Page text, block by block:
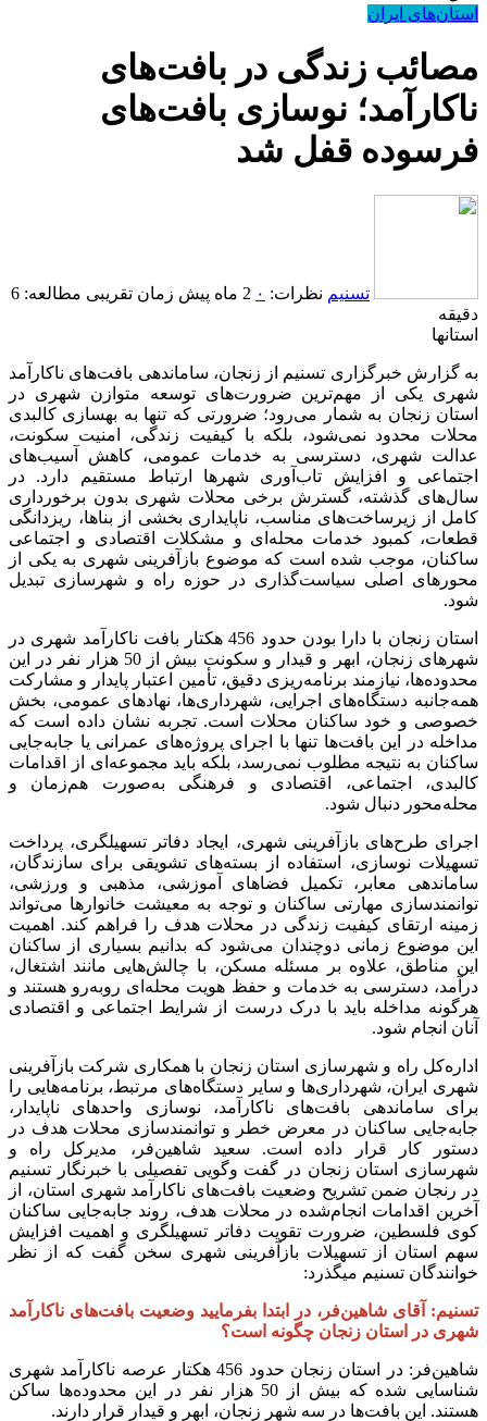
استان‌های ایران
مصائب زندگی در بافت‌های
ناکارآمد؛ نوسازی بافت‌های
فرسوده قفل شد
تسنیم نظرات: ۰ 2 ماه پیش
زمان تقریبی مطالعه: 6
دقیقه
استانها
به گزارش خبرگزاری تسنیم از زنجان، ساماندهی بافت‌های ناکارآمد
شهری یکی از مهم‌ترین ضرورت‌های توسعه متوازن شهری در
استان زنجان به شمار می‌رود؛ ضرورتی که تنها به بهسازی کالبدی
محلات محدود نمی‌شود، بلکه با کیفیت زندگی، امنیت سکونت،
عدالت شهری، دسترسی به خدمات عمومی، کاهش آسیب‌های
اجتماعی و افزایش تاب‌آوری شهرها ارتباط مستقیم دارد. در
سال‌های گذشته، گسترش برخی محلات شهری بدون برخورداری
کامل از زیرساخت‌های مناسب، ناپایداری بخشی از بناها، ریزدانگی
قطعات، کمبود خدمات محله‌ای و مشکلات اقتصادی و اجتماعی
ساکنان، موجب شده است که موضوع بازآفرینی شهری به یکی از
محورهای اصلی سیاست‌گذاری در حوزه راه و شهرسازی تبدیل
شود.
استان زنجان با دارا بودن حدود 456 هکتار بافت ناکارآمد شهری در
شهرهای زنجان، ابهر و قیدار و سکونت بیش از 50 هزار نفر در این
محدوده‌ها، نیازمند برنامه‌ریزی دقیق، تأمین اعتبار پایدار و مشارکت
همه‌جانبه دستگاه‌های اجرایی، شهرداری‌ها، نهادهای عمومی، بخش
خصوصی و خود ساکنان محلات است. تجربه نشان داده است که
مداخله در این بافت‌ها تنها با اجرای پروژه‌های عمرانی یا جابه‌جایی
ساکنان به نتیجه مطلوب نمی‌رسد، بلکه باید مجموعه‌ای از اقدامات
کالبدی، اجتماعی، اقتصادی و فرهنگی به‌صورت هم‌زمان و
محله‌محور دنبال شود.
‌اجرای طرح‌های بازآفرینی شهری، ایجاد دفاتر تسهیلگری، پرداخت
تسهیلات نوسازی، استفاده از بسته‌های تشویقی برای سازندگان،
ساماندهی معابر، تکمیل فضاهای آموزشی، مذهبی و ورزشی،
توانمندسازی مهارتی ساکنان و توجه به معیشت خانوارها می‌تواند
زمینه ارتقای کیفیت زندگی در محلات هدف را فراهم کند. اهمیت
این موضوع زمانی دوچندان می‌شود که بدانیم بسیاری از ساکنان
این مناطق، علاوه بر مسئله مسکن، با چالش‌هایی مانند اشتغال،
درآمد، دسترسی به خدمات و حفظ هویت محله‌ای روبه‌رو هستند و
هرگونه مداخله باید با درک درست از شرایط اجتماعی و اقتصادی
آنان انجام شود.
‌اداره‌کل راه و شهرسازی استان زنجان با همکاری شرکت بازآفرینی
شهری ایران، شهرداری‌ها و سایر دستگاه‌های مرتبط، برنامه‌هایی را
برای ساماندهی بافت‌های ناکارآمد، نوسازی واحدهای ناپایدار،
جابه‌جایی ساکنان در معرض خطر و توانمندسازی محلات هدف در
دستور کار قرار داده است.‌ سعید شاهین‌فر، مدیرکل راه و
شهرسازی استان زنجان در گفت وگویی تفصیلی با خبرنگار تسنیم
در رنجان ضمن تشریح وضعیت بافت‌های ناکارآمد شهری استان، از
آخرین اقدامات انجام‌شده در محلات هدف، روند جابه‌جایی ساکنان
کوی فلسطین، ضرورت تقویت دفاتر تسهیلگری و اهمیت افزایش
سهم استان از تسهیلات بازآفرینی شهری سخن گفت که از نظر
خوانندگان تسنیم میگذرد:‌
تسنیم: آقای شاهین‌فر، در ابتدا بفرمایید وضعیت بافت‌های ناکارآمد
شهری در استان زنجان چگونه است؟
شاهین‌فر: در استان زنجان حدود 456 هکتار عرصه ناکارآمد شهری
شناسایی شده که بیش از 50 هزار نفر در این محدوده‌ها ساکن
هستند. این بافت‌ها در سه شهر زنجان، ابهر و قیدار قرار دارند.